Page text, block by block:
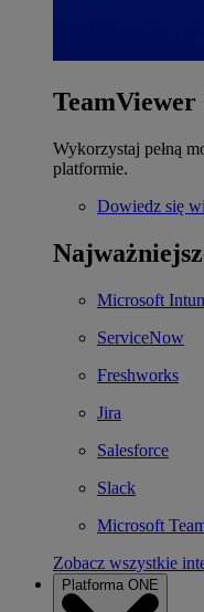
TeamViewer
Wykorzystaj pełną
platformie.
Dowiedz się
Microsoft
ServiceNow
Freshworks
Jira
Salesforce
Slack
Microsoft
Zobacz wszystkie
Platforma ONE